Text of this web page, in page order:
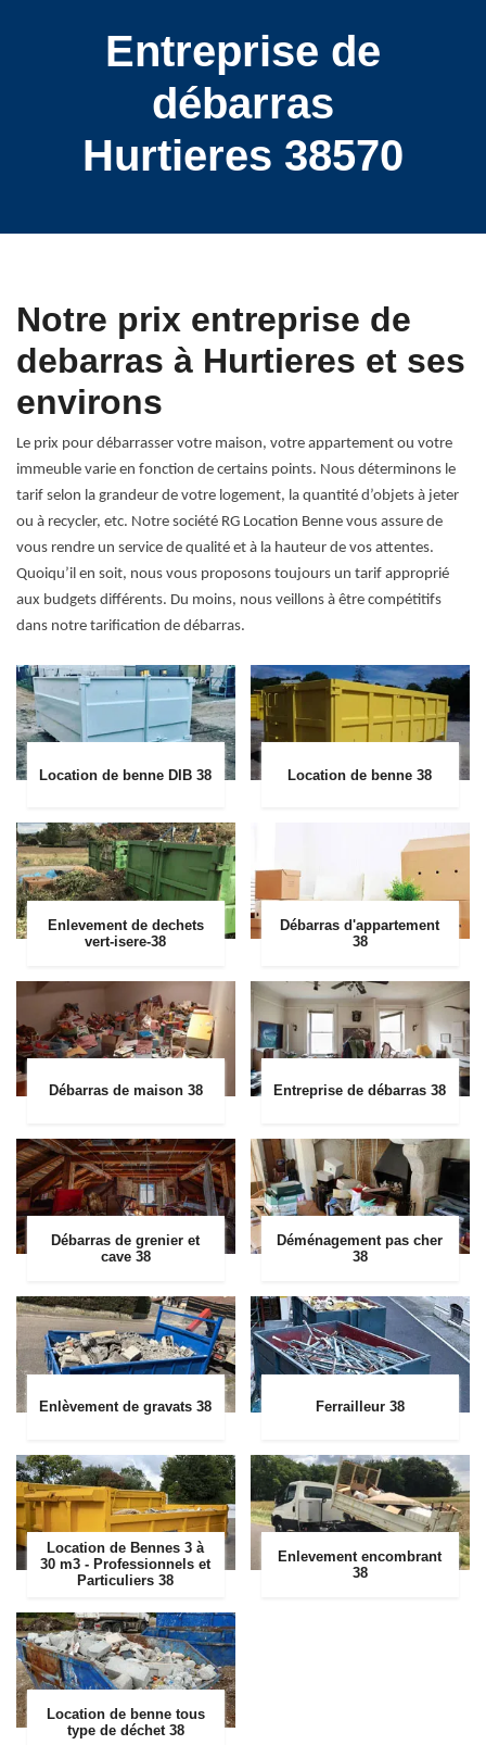
Entreprise de
débarras
Hurtieres 38570
Notre prix entreprise de
debarras à Hurtieres et ses
environs
Le prix pour débarrasser votre maison, votre appartement ou votre
immeuble varie en fonction de certains points. Nous déterminons le
tarif selon la grandeur de votre logement, la quantité d’objets à jeter
ou à recycler, etc. Notre société RG Location Benne vous assure de
vous rendre un service de qualité et à la hauteur de vos attentes.
Quoiqu’il en soit, nous vous proposons toujours un tarif approprié
aux budgets différents. Du moins, nous veillons à être compétitifs
dans notre tarification de débarras.
Location de benne DIB 38 Location de benne 38
Enlevement de dechets
vert-isere-38
Débarras d'appartement
38
Débarras de maison 38 Entreprise de débarras 38
Débarras de grenier et
cave 38
Déménagement pas cher
38
Enlèvement de gravats 38 Ferrailleur 38
Location de Bennes 3 à
30 m3 - Professionnels et
Particuliers 38
Enlevement encombrant
38
Location de benne tous
type de déchet 38